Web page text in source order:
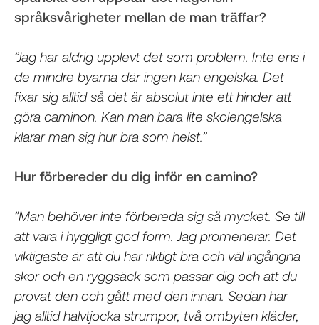
språksvårigheter mellan de man träffar?
”Jag har aldrig upplevt det som problem. Inte ens i
de mindre byarna där ingen kan engelska. Det
fixar sig alltid så det är absolut inte ett hinder att
göra caminon. Kan man bara lite skolengelska
klarar man sig hur bra som helst.”
Hur förbereder du dig inför en camino?
”Man behöver inte förbereda sig så mycket. Se till
att vara i hyggligt god form. Jag promenerar. Det
viktigaste är att du har riktigt bra och väl ingångna
skor och en ryggsäck som passar dig och att du
provat den och gått med den innan. Sedan har
jag alltid halvtjocka strumpor, två ombyten kläder,